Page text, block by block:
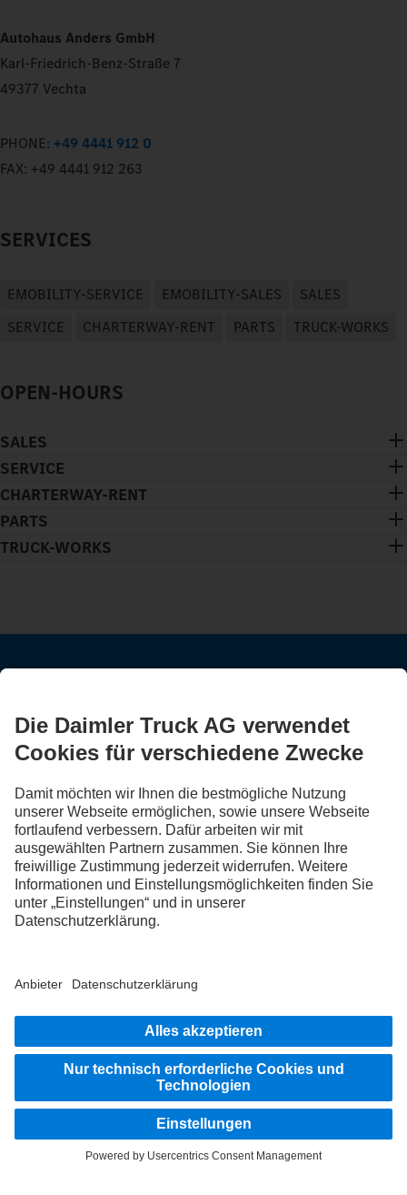
Autohaus Anders GmbH
Karl-Friedrich-Benz-Straße 7
49377 Vechta
PHONE: +49 4441 912 0
FAX: +49 4441 912 263
SERVICES
EMOBILITY-SERVICE EMOBILITY-SALES
SALES
SERVICE
CHARTERWAY-RENT PARTS TRUCK-WORKS
OPEN-HOURS
SALES
SERVICE
CHARTERWAY-RENT
PARTS
TRUCK-WORKS
BLEIB IN KONTAKT.
Kanälen.
FOLLOW THE ROADSTARS.
Tausche jetzt Erfahrungen mit anderen Truckerinnen und